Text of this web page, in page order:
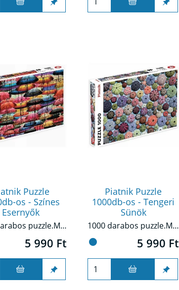
Puzzle
os - Színes
Esernyők
1000 darabos puzzle.Minőségi nyomtatás, tökéletes illeszkedés, erős és tartós alapanyagok jellemzik ezt a puzzlet.
5 990 Ft
Piatnik Puzzle
1000db-os - Tengeri
Sünök
1000 darabos puzzle.Minőségi nyomtatás, tökéletes illeszkedés, erős és tartós alapanyagok jellemzik ezt a puzzlet.
5 990 Ft